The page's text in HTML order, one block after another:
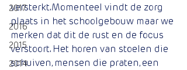
2017
2016
2015
2014
versterkt.Momenteel vindt de zorg
plaats in het schoolgebouw maar we
merken dat dit de rust en de focus
verstoort. Het horen van stoelen die
schuiven, mensen die praten, een